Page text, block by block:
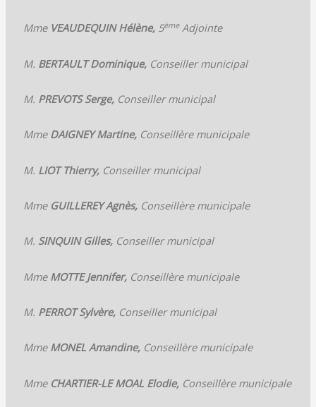
Mme VEAUDEQUIN Hélène,5èmeAdjointe
M. BERTAULT Dominique, Conseiller municipal
M. PREVOTS Serge, Conseiller municipal
Mme DAIGNEY Martine, Conseillère municipale
M. LIOT Thierry,Conseiller municipal
Mme GUILLEREY Agnès,Conseillère municipale
M. SINQUIN Gilles, Conseiller municipal
Mme MOTTE Jennifer, Conseillère municipale
M. PERROT Sylvère, Conseiller municipal
Mme MONEL Amandine,Conseillère municipale
Mme CHARTIER-LE MOAL Elodie,Conseillère municipale